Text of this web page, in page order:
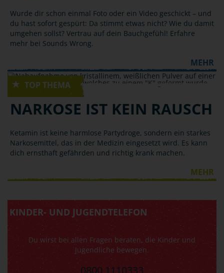
Wurde dir schon einmal Foto oder ein Video geschickt – und
du hast sofort gespürt: Da stimmt etwas nicht? Wie du damit
umgehen sollst? Vertrau auf dein Bauchgefühl! Erfahre
mehr bei Sounds Wrong.
MEHR
NARKOSE IST KEIN RAUSCH
Ketamin ist keine harmlose Partydroge, sondern ein starkes
Narkosemittel, das in der Medizin eingesetzt wird. Es kann
dich ernsthaft gefährden und richtig krank machen.
MEHR
KINDER- UND JUGENDTELEFON
Du wirst bei allen Fragen beraten, die Kinder und
Jugendliche bewegen.
0800 1110333